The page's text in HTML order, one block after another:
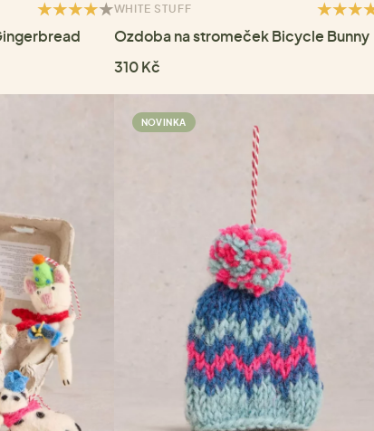
WHITE STUFF
Ozdoba na stromeček Bicycle Bunny
310 Kč
NOVINKA